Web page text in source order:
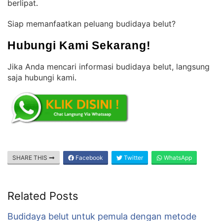
berlipat.
Siap memanfaatkan peluang budidaya belut?
Hubungi Kami Sekarang!
Jika Anda mencari informasi budidaya belut, langsung
saja hubungi kami.
SHARE THIS Facebook Twitter WhatsApp
Related Posts
Budidaya belut untuk pemula dengan metode